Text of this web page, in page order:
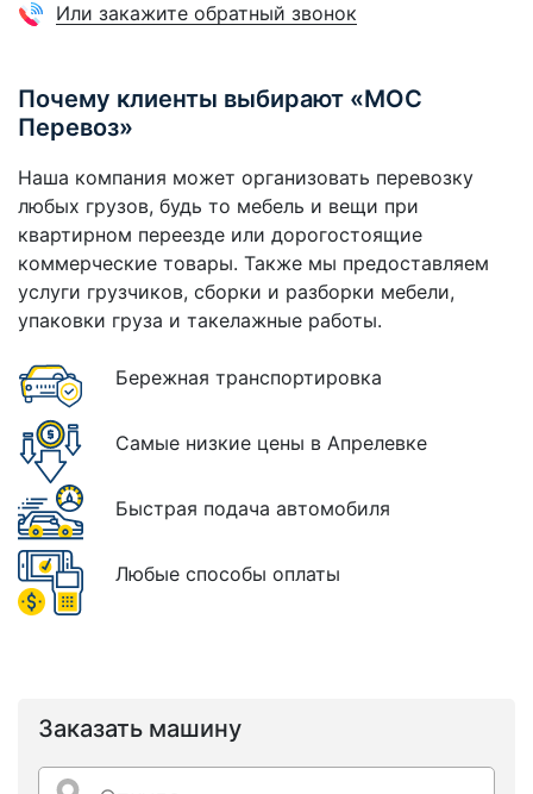
Или закажите обратный звонок
Почему клиенты выбирают «МОС
Перевоз»
Наша компания может организовать перевозку
любых грузов, будь то мебель и вещи при
квартирном переезде или дорогостоящие
коммерческие товары. Также мы предоставляем
услуги грузчиков, сборки и разборки мебели,
упаковки груза и такелажные работы.
Бережная транспортировка
Самые низкие цены в Апрелевке
Быстрая подача автомобиля
Любые способы оплаты
Заказать машину